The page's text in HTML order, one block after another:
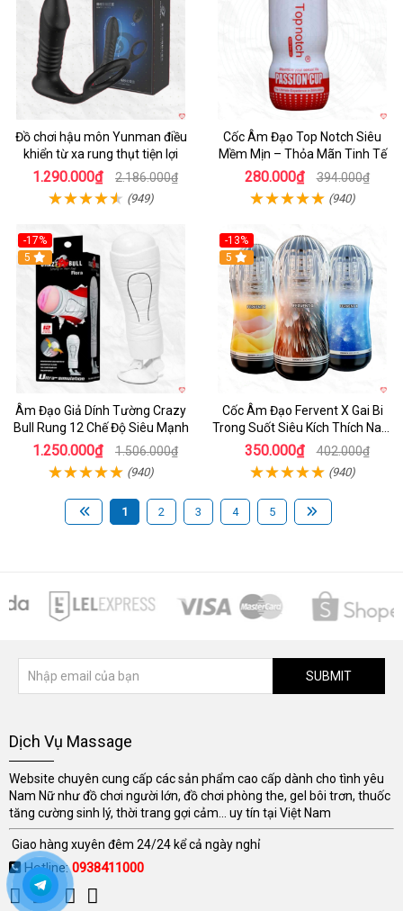
Đồ chơi hậu môn Yunman điều
khiển từ xa rung thụt tiện lợi
1.290.000₫ 2.186.000₫
(949)
Cốc Âm Đạo Top Notch Siêu
Mềm Mịn – Thỏa Mãn Tinh Tế
280.000₫ 394.000₫
(940)
-17%
5
Âm Đạo Giả Dính Tường Crazy
Bull Rung 12 Chế Độ Siêu Mạnh
1.250.000₫ 1.506.000₫
(940)
-13%
Hot
5
Cốc Âm Đạo Fervent X Gai Bi
Trong Suốt Siêu Kích Thích Nam
Giới
350.000₫ 402.000₫
(940)
1 2 3 4 5
SUBMIT
Dịch Vụ Massage
Website chuyên cung cấp các sản phẩm cao cấp dành cho tình yêu
Nam Nữ như đồ chơi người lớn, đồ chơi phòng the, gel bôi trơn, thuốc
tăng cường sinh lý, thời trang gợi cảm... uy tín tại Việt Nam
Giao hàng xuyên đêm 24/24 kể cả ngày nghỉ
Hotline:0938411000